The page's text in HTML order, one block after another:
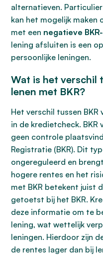
alternatieven.
kan het mogelijk maken
met een negatieve
lening afsluiten is een
persoonlijke leningen.
Wat is het verschil
lenen met BKR?
Het verschil tussen BKR
in de kredietcheck.
geen controle
Registratie (BKR). Dit
ongereguleerd en
hogere rentes en het
met BKR betekent juist
getoetst bij het BKR.
deze informatie om te
lening, wat wettelijk
leningen. Hierdoor zijn
de rentes lager dan bij